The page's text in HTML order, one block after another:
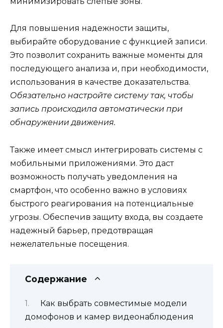
Для повышения надежности защиты,
выбирайте оборудование с функцией записи.
Это позволит сохранить важные моменты для
последующего анализа и, при необходимости,
использования в качестве доказательства.
Обязательно настройте систему так, чтобы
запись происходила автоматически при
обнаружении движения.
Также имеет смысл интегрировать системы с
мобильными приложениями. Это даст
возможность получать уведомления на
смартфон, что особенно важно в условиях
быстрого реагирования на потенциальные
угрозы. Обеспечив защиту входа, вы создаете
надежный барьер, предотвращая
нежелательные посещения.
Содержание
Как выбрать совместимые модели
домофонов и камер видеонаблюдения